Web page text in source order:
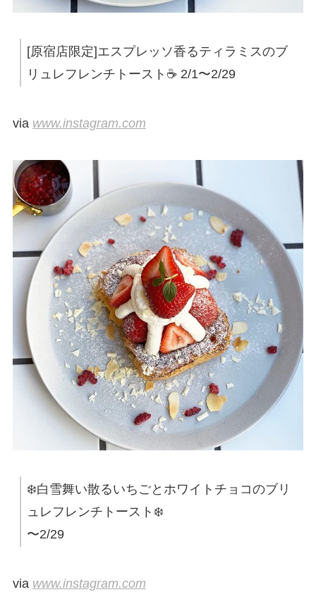
[原宿店限定]エスプレッソ香るティラミスのブ
リュレフレンチトースト☕️ 2/1〜2/29
via www.instagram.com
❄️白雪舞い散るいちごとホワイトチョコのブリ
ュレフレンチトースト❄️
〜2/29
via www.instagram.com